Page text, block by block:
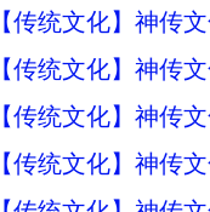
【传统文化】神传
【传统文化】神传
【传统文化】神传
【传统文化】神传